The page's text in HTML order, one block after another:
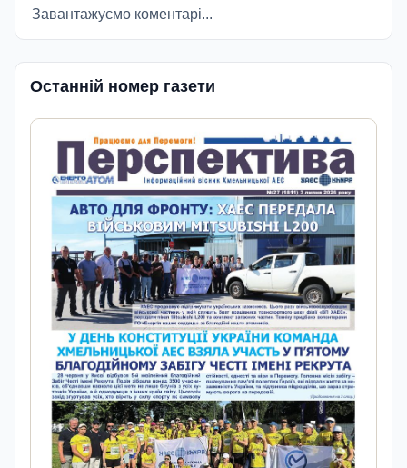
Завантажуємо коментарі...
Останній номер газети